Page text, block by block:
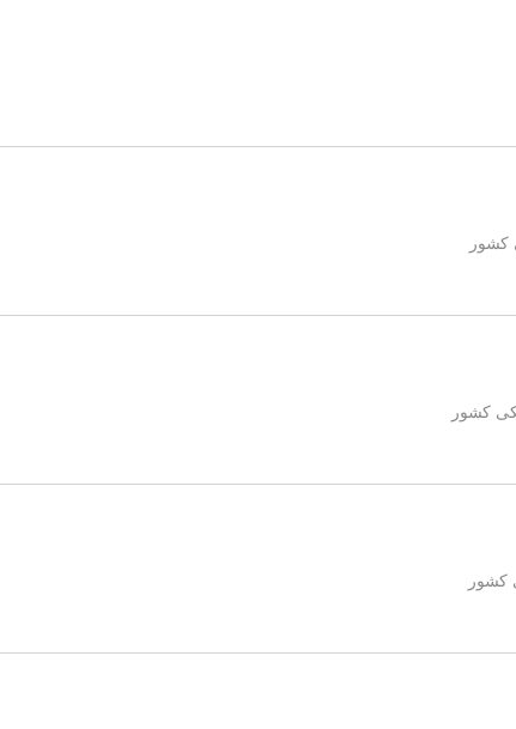
کشور
کشور
کشور